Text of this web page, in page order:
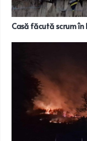
Casă făcută scrum